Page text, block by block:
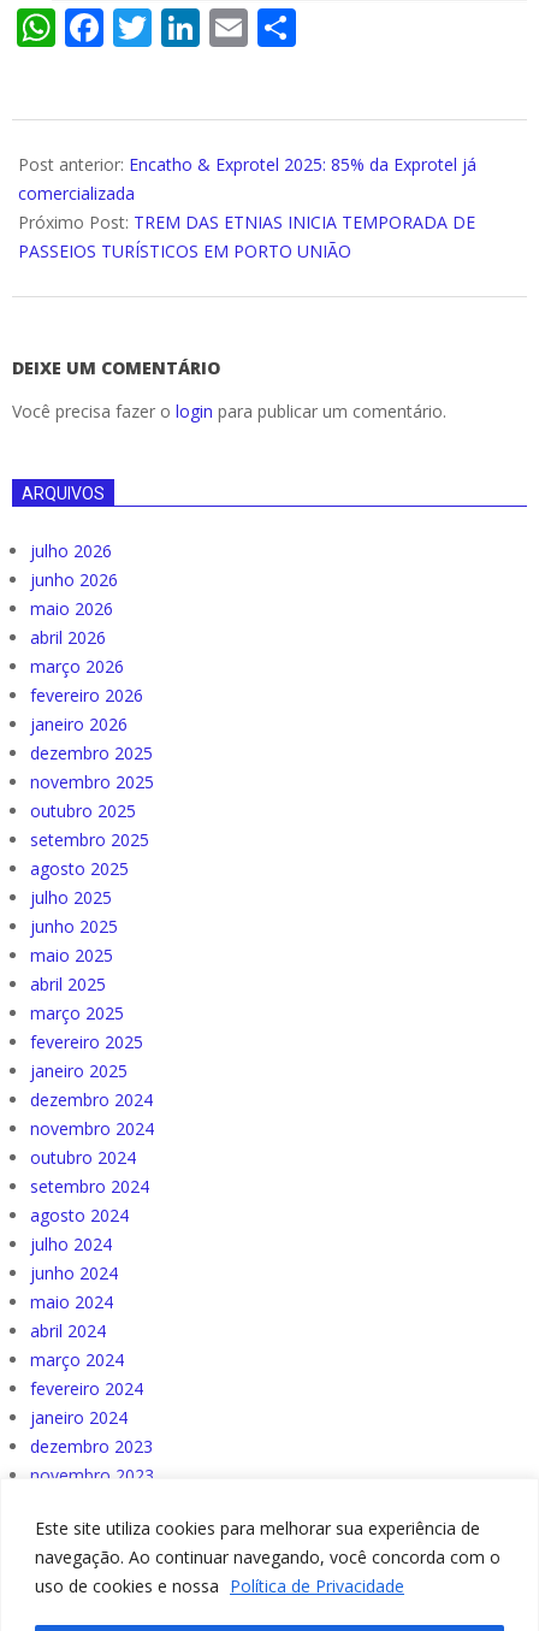
Este site utiliza cookies para melhorar sua experiência de
navegação. Ao continuar navegando, você concorda com o
uso de cookies e nossa Política de Privacidade
WhatsApp
Facebook
Twitter
LinkedIn
Email
04-
10
Post anterior: Encatho & Exprotel 2025: 85% da Exprotel já
comercializada
Próximo Post: TREM DAS ETNIAS INICIA TEMPORADA DE
PASSEIOS TURÍSTICOS EM PORTO UNIÃO
DEIXE UM COMENTÁRIO
Você precisa fazer o login para publicar um comentário.
ARQUIVOS
julho 2026
junho 2026
maio 2026
abril 2026
março 2026
fevereiro 2026
janeiro 2026
dezembro 2025
novembro 2025
outubro 2025
setembro 2025
agosto 2025
julho 2025
junho 2025
maio 2025
abril 2025
março 2025
fevereiro 2025
janeiro 2025
dezembro 2024
novembro 2024
outubro 2024
setembro 2024
agosto 2024
julho 2024
junho 2024
maio 2024
abril 2024
março 2024
fevereiro 2024
janeiro 2024
dezembro 2023
novembro 2023